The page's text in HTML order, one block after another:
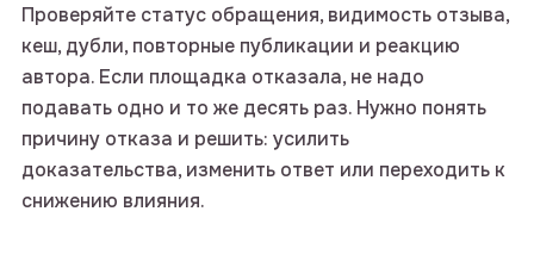
Проверяйте статус обращения, видимость отзыва,
кеш, дубли, повторные публикации и реакцию
автора. Если площадка отказала, не надо
подавать одно и то же десять раз. Нужно понять
причину отказа и решить: усилить
доказательства, изменить ответ или переходить к
снижению влияния.